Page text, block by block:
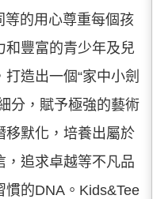
的用心尊重每個孩
和豐富的青少年及兒
造出一個“家中小劍
分，賦予極強的藝術
移默化，培養出屬於
，追求卓越等不凡品
的DNA。Kids&Tee